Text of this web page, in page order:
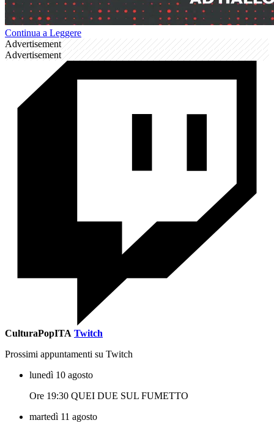
Continua a Leggere
Advertisement
Advertisement
CulturaPopITA Twitch
Prossimi appuntamenti su Twitch
lunedì 10 agosto
Ore 19:30 QUEI DUE SUL FUMETTO
martedì 11 agosto